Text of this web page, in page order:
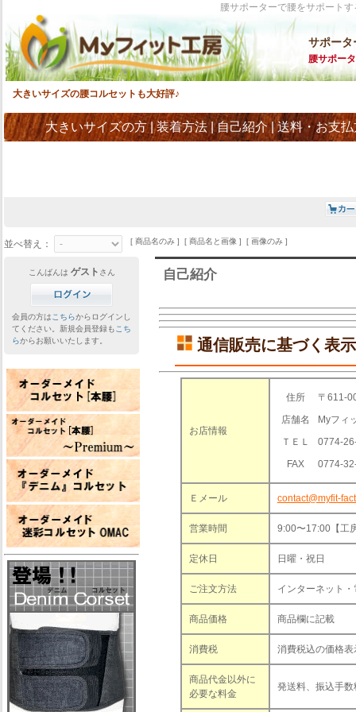
腰サポーターで腰をサポート
サポータ
腰サポー
大きいサイズの腰コルセットも大好評♪
大きいサイズの方|装着方法 |自己紹介|送料・お支
並べ替え： [ 商品名のみ ] [ 商品名と画像 ] [ 画像のみ ]
自己紹介
通信販売に基づく表示
お店情報
住所
〒611-
店舗名
Myフィ
ＴＥＬ
0774-
FAX
0774-
Ｅメール contact@myfit-
営業時間 9:00〜17:00【工
定休日 日曜・祝日
ご注文方法 インターネット・
商品価格 商品欄に記載
消費税 消費税込の価格
商品代金以外に
必要な料金
発送料、振込手数
こんばんは ゲスト さん
会員の方はこちらからログインし
てください。新規会員登録もこち
らからお願いいたします。